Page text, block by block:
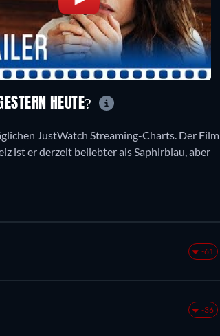
HEUTE?
JustWatch Streaming-Charts. Der Film
ist er derzeit beliebter als Saphirblau, aber
-61
-36